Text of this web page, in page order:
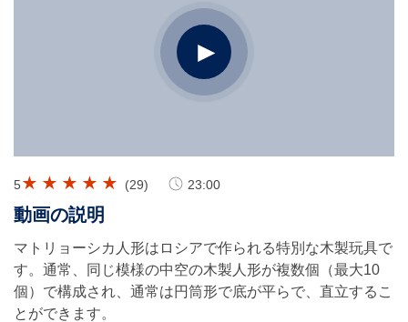
5 (29) 23:00
動画の説明
マトリョーシカ人形はロシアで作られる特別な木製玩具で
す。通常、同じ模様の中空の木製人形が複数個（最大10
個）で構成され、通常は円筒形で底が平らで、直立するこ
とができます。